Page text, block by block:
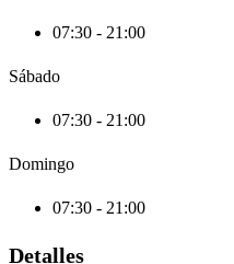
07:30 - 21:00
Sábado
07:30 - 21:00
Domingo
07:30 - 21:00
Detalles